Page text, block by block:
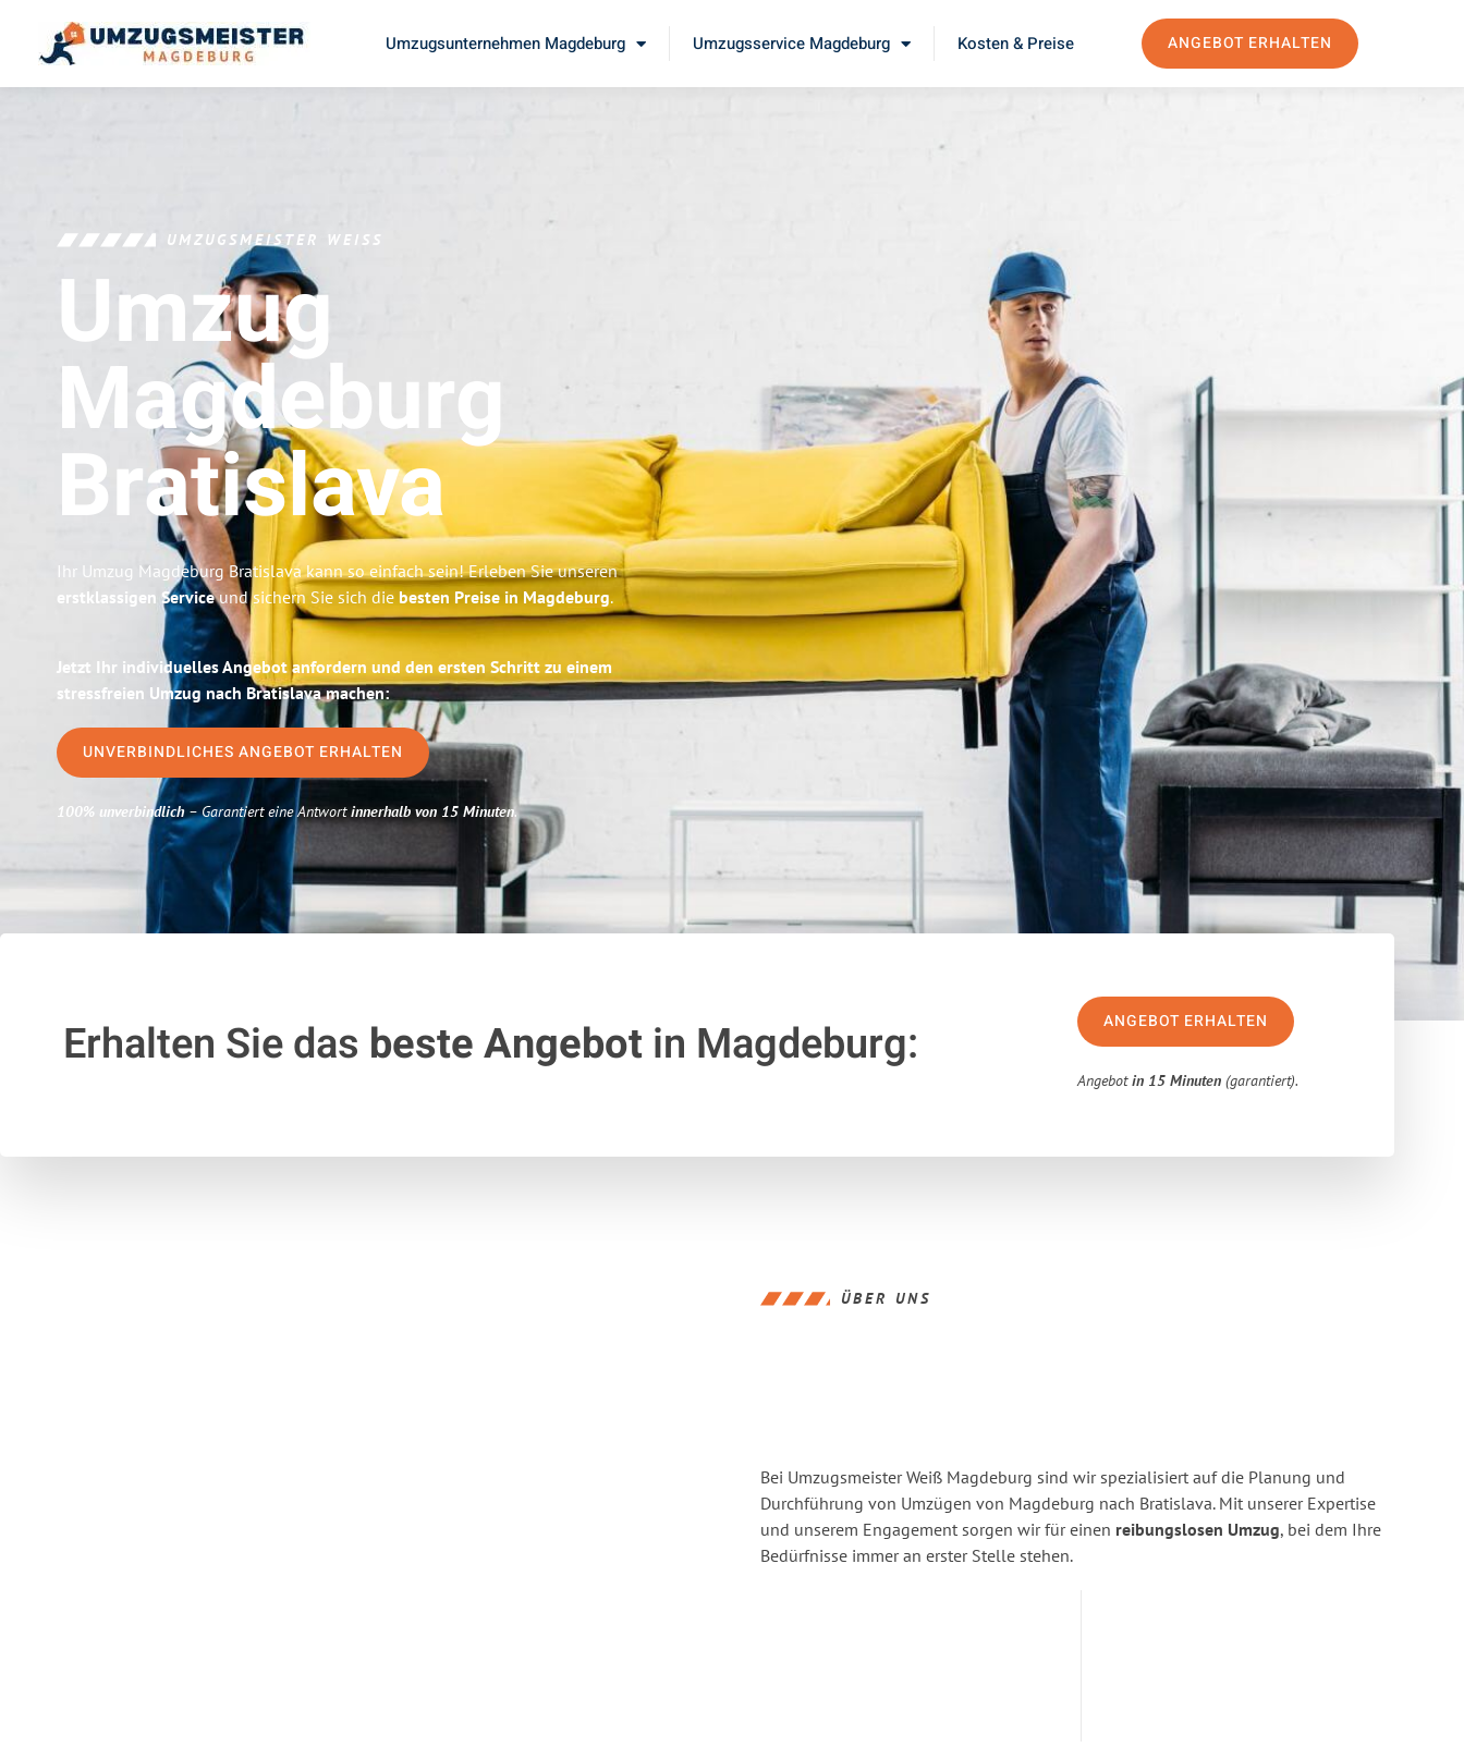
Umzugsunternehmen Magdeburg Umzugsservice Magdeburg Kosten & Preise ANGEBOT ERHALTEN
UMZUGSMEISTER WEISS
Umzug
Magdeburg
Bratislava
Ihr Umzug Magdeburg Bratislava kann so einfach sein! Erleben Sie unseren
erstklassigen Serviceund sichern Sie sich die besten Preise in Magdeburg.
Jetzt Ihr individuelles Angebot anfordern und den ersten Schritt zu einem
stressfreien Umzug nach Bratislava machen:
UNVERBINDLICHES ANGEBOT ERHALTEN
100% unverbindlich– Garantiert eine Antwortinnerhalb von 15 Minuten.
Erhalten Sie das beste Angebotin Magdeburg: ANGEBOT ERHALTEN
Angebotin 15 Minuten (garantiert).
ÜBER UNS
Bei Umzugsmeister Weiß Magdeburg sind wir spezialisiert auf die Planung und
Durchführung von Umzügen von Magdeburg nach Bratislava. Mit unserer Expertise
und unserem Engagement sorgen wir für einen reibungslosen Umzug, bei dem Ihre
Bedürfnisse immer an erster Stelle stehen.